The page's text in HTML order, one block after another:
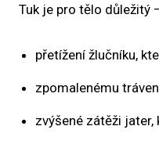
Tuk je pro tělo důležitý
přetížení žlučníku,
zpomalenému
zvýšené zátěži